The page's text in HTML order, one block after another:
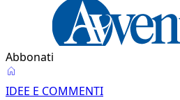
Abbonati
IDEE E COMMENTI